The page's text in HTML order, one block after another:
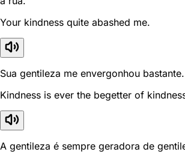
Your kindness quite abashed me.
Sua gentileza me envergonhou bastante.
Kindness is ever the begetter of
A gentileza é sempre geradora de